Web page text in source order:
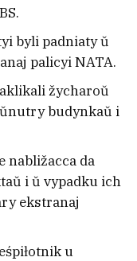
byli padniaty ŭ
palicyi NATA.
žycharoŭ
budynkaŭ i
nabližacca da
i ŭ vypadku ich
ekstranaj
u
6